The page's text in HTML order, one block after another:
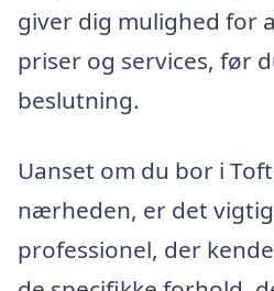
giver dig mulighed for
priser og services, før
beslutning.
Uanset om du bor i
nærheden, er det
professionel, der